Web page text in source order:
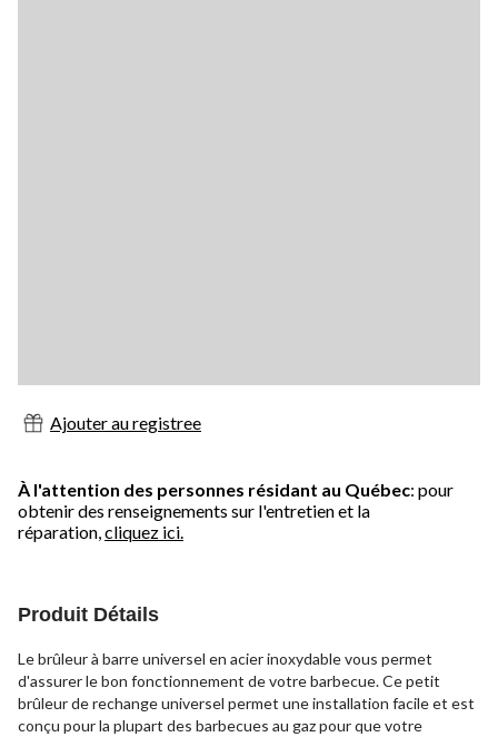
Ajouter au registree
À l'attention des personnes résidant au Québec: pour
obtenir des renseignements sur l'entretien et la
réparation,cliquez ici.
Produit Détails
Le brûleur à barre universel en acier inoxydable vous permet
d'assurer le bon fonctionnement de votre barbecue. Ce petit
brûleur de rechange universel permet une installation facile et est
conçu pour la plupart des barbecues au gaz pour que votre